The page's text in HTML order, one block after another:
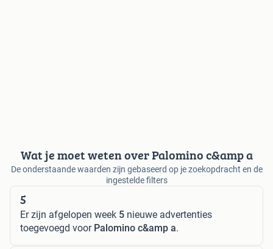
Wat je moet weten over Palomino c&amp a
De onderstaande waarden zijn gebaseerd op je zoekopdracht en de
ingestelde filters
5
Er zijn afgelopen week 5 nieuwe advertenties
toegevoegd voor Palomino c&amp a.